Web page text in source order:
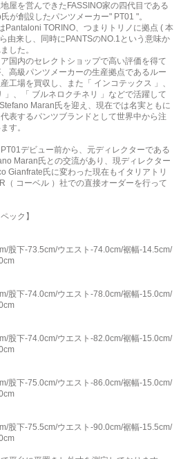
地屋を営んできたFASSINO家の四代目である
が創設したパンツメーカー" PT01 "。
Pantaloni TORINO、つまりトリノに拠点 ( 本
由来し、同時にPANTSのNO.1という意味か
した。
国内のセレクトショップで高い評価を得て
高級パンツメーカーの生産拠点であるルー
工場を買収し、また「 インコテックス 」、
」、「 ブルネロクチネリ 」などで活躍して
Maran氏を迎え、現在では名実ともに
表するパンツブランドとして世界中から注
す。
デビュー前から、元ディレクターである
Maran氏との交流があり、現ディレクター
Gianfrate氏に変わった現在もイタリアトリ
（ コーベル ）社での直接オーダーを行って
ック】
股下-73.5cm/ウエスト-74.0cm/裾幅-14.5cm/
股下-74.0cm/ウエスト-78.0cm/裾幅-15.0cm/
股下-74.0cm/ウエスト-82.0cm/裾幅-15.0cm/
股下-75.0cm/ウエスト-86.0cm/裾幅-15.0cm/
股下-75.5cm/ウエスト-90.0cm/裾幅-15.5cm/